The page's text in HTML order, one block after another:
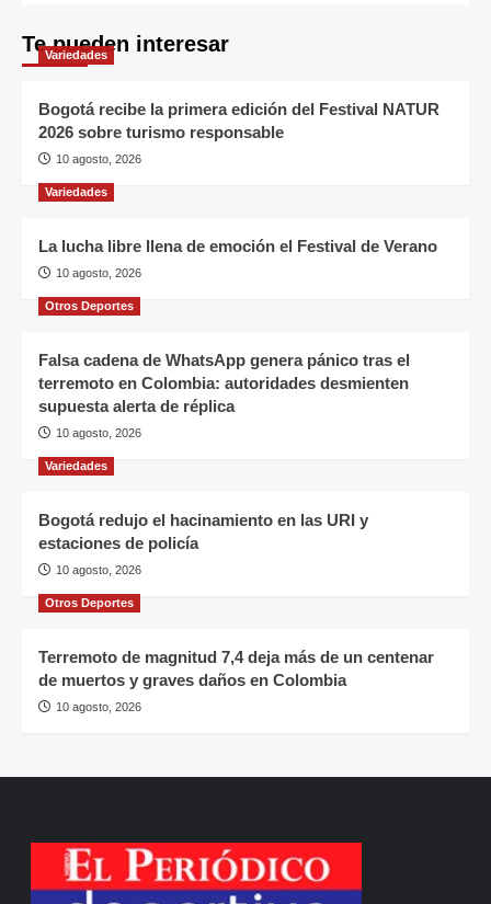
Te pueden interesar
Variedades
Bogotá recibe la primera edición del Festival NATUR
2026 sobre turismo responsable
10 agosto, 2026
Variedades
La lucha libre llena de emoción el Festival de Verano
10 agosto, 2026
Otros Deportes
Falsa cadena de WhatsApp genera pánico tras el
terremoto en Colombia: autoridades desmienten
supuesta alerta de réplica
10 agosto, 2026
Variedades
Bogotá redujo el hacinamiento en las URI y
estaciones de policía
10 agosto, 2026
Otros Deportes
Terremoto de magnitud 7,4 deja más de un centenar
de muertos y graves daños en Colombia
10 agosto, 2026